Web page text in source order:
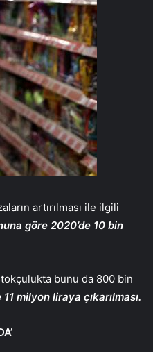
artırılması ile ilgili
göre 2020’de 10 bin
bunu da 800 bin
milyon liraya çıkarılması.